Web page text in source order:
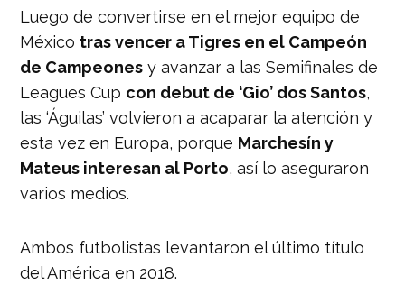
Luego de convertirse en el mejor equipo de
México tras vencer a Tigres en el Campeón
de Campeones y avanzar a las Semifinales de
Leagues Cup con debut de ‘Gio’ dos Santos,
las ‘Águilas’ volvieron a acaparar la atención y
esta vez en Europa, porque Marchesín y
Mateus interesan al Porto, así lo aseguraron
varios medios.
Ambos futbolistas levantaron el último título
del América en 2018.